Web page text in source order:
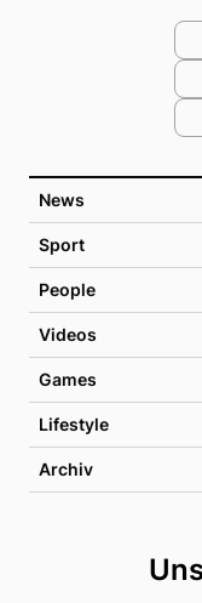
News
Sport
People
Videos
Games
Lifestyle
Archiv